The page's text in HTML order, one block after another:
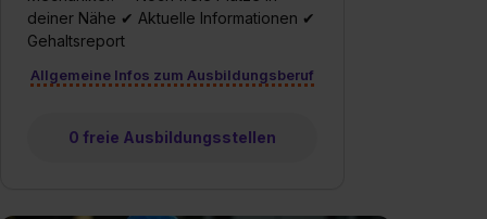
deiner Nähe ✔ Aktuelle Informationen ✔
Gehaltsreport
Allgemeine Infos zum Ausbildungsberuf
0 freie Ausbildungsstellen